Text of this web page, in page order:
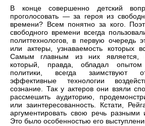
В конце совершенно детский
проголосовать — за героя из
времени? Всем понятно за кого.
свободного времени всегда
политтехнологов, в первую очередь
или актеры, узнаваемость которых
Самым главным из них является,
который, правда, обладал опытом
политики, всегда заимствуют
эффективные технологии
сознание. Так у актеров они взяли
рассмешить аудиторию,
или заинтересованность. Кстати,
аргументировать свою речь разными
Это было особенностью его